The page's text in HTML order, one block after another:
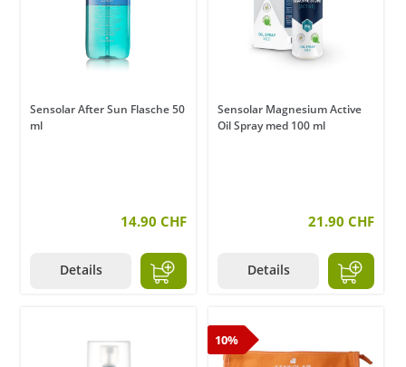
Sensolar After Sun Flasche 50
ml
14.90 CHF
Details
Sensolar Magnesium Active
Oil Spray med 100 ml
21.90 CHF
Details
10%